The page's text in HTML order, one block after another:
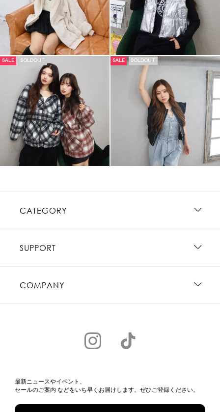
SALE SOLDOUT SALE SOLDOUT
CATEGORY
SUPPORT
COMPANY
最新ニュースやイベント、
セールのご案内 などをいち早くお届けします。ぜひご登録ください。